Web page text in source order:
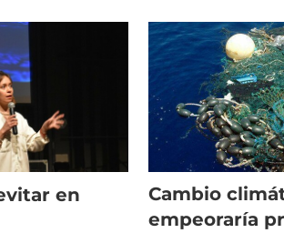
en
Cambio
empeoraría